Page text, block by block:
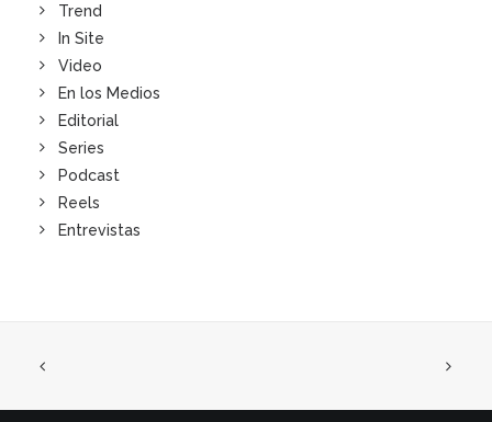
Trend
In Site
Video
En los Medios
Editorial
Series
Podcast
Reels
Entrevistas